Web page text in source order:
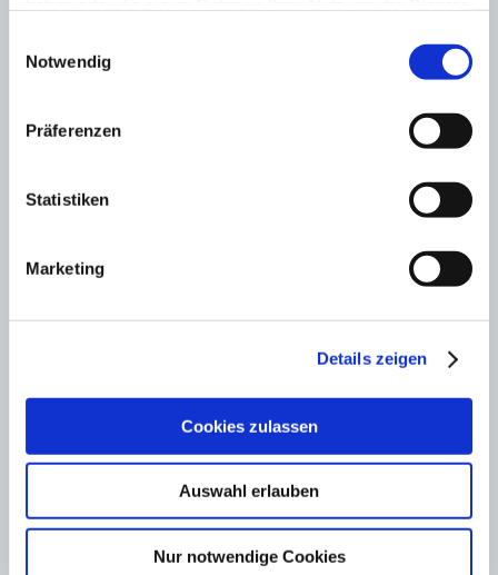
Notwendig
Präferenzen
Statistiken
Marketing
Details zeigen
Cookies zulassen
Auswahl erlauben
Nur notwendige Cookies
Immobilien Camp de Mar
Immobilien Costa de la Calma
Immobilien El Toro
Immobilien Portocolom
Immobilien Paguera
Immobilien Palma de Mallorca
Immobilien Portals Nous
Immobilien Ses Salines
Immobilien Santanyi
Immobilien Sol de Mallorca
Immobilien Son Font
Immobilien Felanitx
Villa Mallorca kaufen
– Villa in 1. Meereslinie